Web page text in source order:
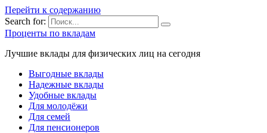
Перейти к содержанию
Search for:
Проценты по вкладам
Лучшие вклады для физических лиц на сегодня
Выгодные вклады
Надежные вклады
Удобные вклады
Для молодёжи
Для семей
Для пенсионеров